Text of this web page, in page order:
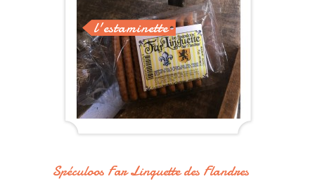
l'estaminette
Spéculoos Far Linguette des Flandres